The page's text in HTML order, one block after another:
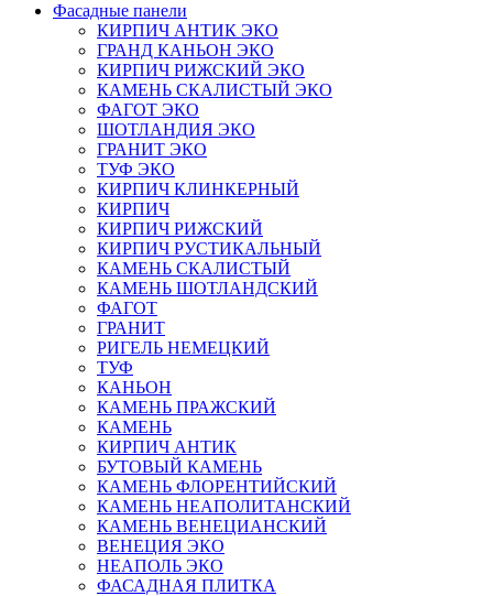
Фасадные панели
КИРПИЧ АНТИК ЭКО
ГРАНД КАНЬОН ЭКО
КИРПИЧ РИЖСКИЙ ЭКО
КАМЕНЬ СКАЛИСТЫЙ ЭКО
ФАГОТ ЭКО
ШОТЛАНДИЯ ЭКО
ГРАНИТ ЭКО
ТУФ ЭКО
КИРПИЧ КЛИНКЕРНЫЙ
КИРПИЧ
КИРПИЧ РИЖСКИЙ
КИРПИЧ РУСТИКАЛЬНЫЙ
КАМЕНЬ СКАЛИСТЫЙ
КАМЕНЬ ШОТЛАНДСКИЙ
ФАГОТ
ГРАНИТ
РИГЕЛЬ НЕМЕЦКИЙ
ТУФ
КАНЬОН
КАМЕНЬ ПРАЖСКИЙ
КАМЕНЬ
КИРПИЧ АНТИК
БУТОВЫЙ КАМЕНЬ
КАМЕНЬ ФЛОРЕНТИЙСКИЙ
КАМЕНЬ НЕАПОЛИТАНСКИЙ
КАМЕНЬ ВЕНЕЦИАНСКИЙ
ВЕНЕЦИЯ ЭКО
НЕАПОЛЬ ЭКО
ФАСАДНАЯ ПЛИТКА